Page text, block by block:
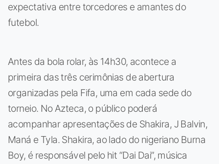
expectativa entre torcedores e amantes do
futebol.
Antes da bola rolar, às 14h30, acontece a
primeira das três cerimônias de abertura
organizadas pela Fifa, uma em cada sede do
torneio. No Azteca, o público poderá
acompanhar apresentações de Shakira, J Balvin,
Maná e Tyla. Shakira, ao lado do nigeriano Burna
Boy, é responsável pelo hit “Dai Dai”, música